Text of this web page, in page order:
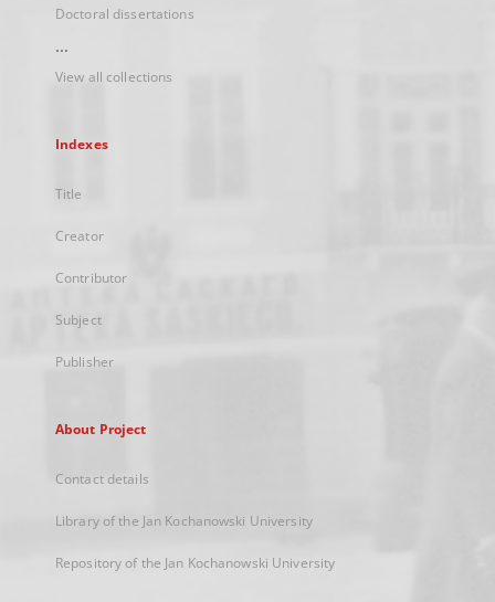
Doctoral dissertations
...
View all collections
Indexes
Title
Creator
Contributor
Subject
Publisher
About Project
Contact details
Library of the Jan Kochanowski University
Repository of the Jan Kochanowski University